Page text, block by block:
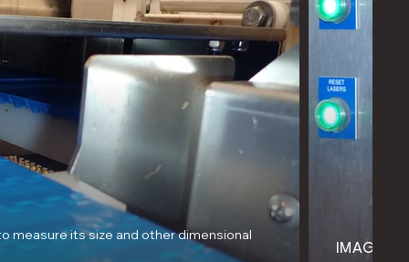
measure its size and other dimensional
IMAGING